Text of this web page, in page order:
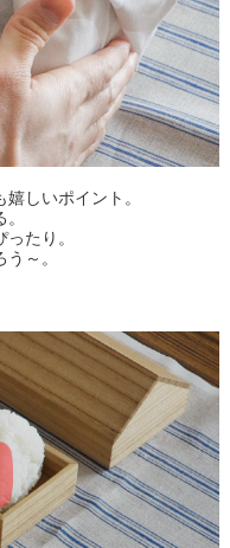
しいポイント。
たり。
～。